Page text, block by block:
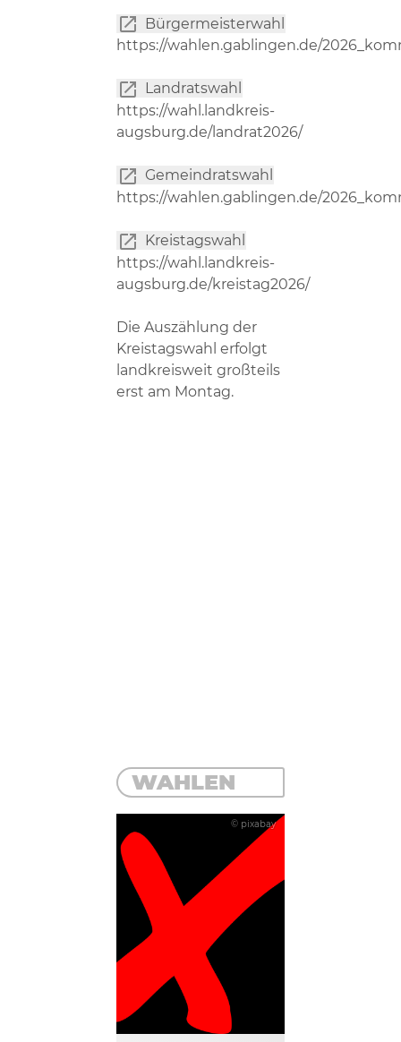
Bürgermeisterwahl
https://wahlen.gablingen.de/
Landratswahl
https://wahl.landkreis-
augsburg.de/landrat2026/
Gemeindratswahl
https://wahlen.gablingen.de/
Kreistagswahl
https://wahl.landkreis-
augsburg.de/kreistag2026/
Die Auszählung der
Kreistagswahl erfolgt
landkreisweit großteils
erst am Montag.
WAHLEN
© pixabay